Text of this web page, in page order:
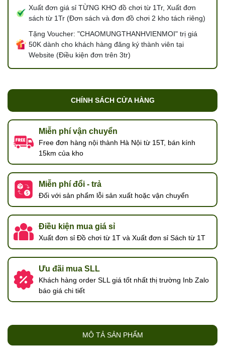
Xuất đơn giá sỉ TỪNG KHO đồ chơi từ 1Tr, Xuất đơn
sách từ 1Tr (Đơn sách và đơn đồ chơi 2 kho tách riêng)
Tặng Voucher: "CHAOMUNGTHANHVIENMOI" trị giá
50K dành cho khách hàng đăng ký thành viên tại
Website (Điều kiện đơn trên 3tr)
CHÍNH SÁCH CỬA HÀNG
Miễn phí vận chuyển
Free đơn hàng nội thành Hà Nội từ 15T, bán kính
15km của kho
Miễn phí đổi - trả
Đối với sản phẩm lỗi sản xuất hoặc vận chuyển
Điều kiện mua giá sỉ
Xuất đơn sỉ Đồ chơi từ 1T và Xuất đơn sỉ Sách từ 1T
Ưu đãi mua SLL
Khách hàng order SLL giá tốt nhất thị trường Inb Zalo
báo giá chi tiết
MÔ TẢ SẢN PHẨM